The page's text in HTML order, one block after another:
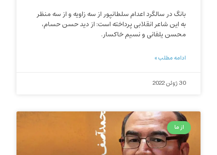
بانگ در سالگرد اعدام سلطانپور از سه زاویه و از سه منظر
به این شاعر انقلابی پرداخته است: از دید حسن حسام،
محسن یلفانی و نسیم خاکسار.
ادامه مطلب »
30 ژوئن 2022
از ما